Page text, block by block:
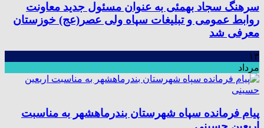
سرهنگ سجاد بهمئی به عنوان مسئول جدید معاونت
روابط عمومی و تبلیغات سپاه ولی عصر(عج) خوزستان
معرفی شد
۱۳
مرداد
پیام فرمانده سپاه شهرستان بندرماهشهر به مناسبت